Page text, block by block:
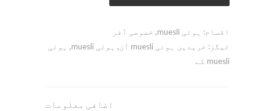
اقسام: ہوئی muesli , خصوصی آفر
ٹیگز: خریدیں ہوئی muesli آن , ہوئی muesli ,
ہوئی
muesli کے
اضافی معلومات